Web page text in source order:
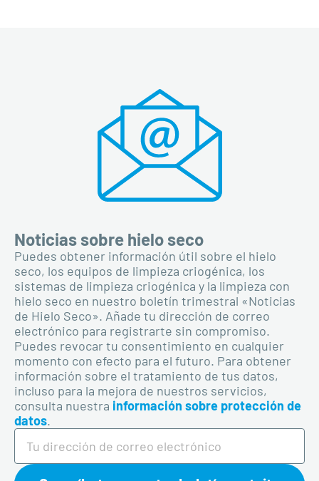
Noticias sobre hielo seco
Puedes obtener información útil sobre el hielo
seco, los equipos de limpieza criogénica, los
sistemas de limpieza criogénica y la limpieza con
hielo seco en nuestro boletín trimestral «Noticias
de Hielo Seco». Añade tu dirección de correo
electrónico para registrarte sin compromiso.
Puedes revocar tu consentimiento en cualquier
momento con efecto para el futuro. Para obtener
información sobre el tratamiento de tus datos,
incluso para la mejora de nuestros servicios,
consulta nuestra información sobre protección de
datos.